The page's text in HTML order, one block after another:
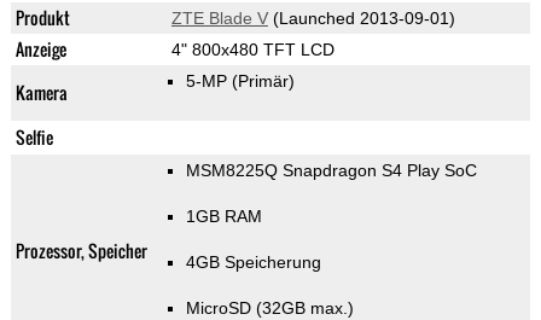
Produkt ZTE Blade V(Launched 2013-09-01)
Anzeige 4" 800x480 TFT LCD
Kamera 5-MP (Primär)
Selfie
Prozessor, Speicher
MSM8225Q Snapdragon S4 Play SoC
1GB RAM
4GB Speicherung
MicroSD (32GB max.)